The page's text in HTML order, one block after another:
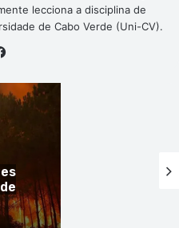
lecciona a disciplina de
de Cabo Verde (Uni-CV).